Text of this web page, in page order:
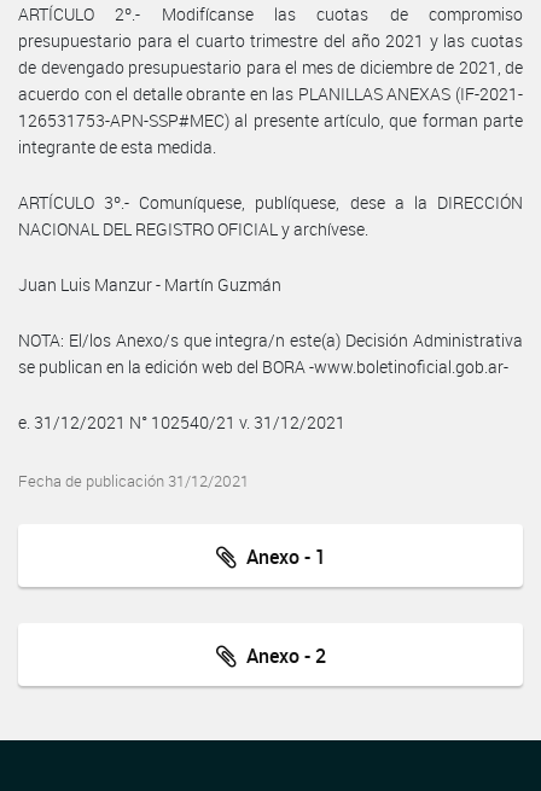
ARTÍCULO 2º.- Modifícanse las cuotas de compromiso
presupuestario para el cuarto trimestre del año 2021 y las cuotas
de devengado presupuestario para el mes de diciembre de 2021, de
acuerdo con el detalle obrante en las PLANILLAS ANEXAS (IF-2021-
126531753-APN-SSP#MEC) al presente artículo, que forman parte
integrante de esta medida.
ARTÍCULO 3º.- Comuníquese, publíquese, dese a la DIRECCIÓN
NACIONAL DEL REGISTRO OFICIAL y archívese.
Juan Luis Manzur - Martín Guzmán
NOTA: El/los Anexo/s que integra/n este(a) Decisión Administrativa
se publican en la edición web del BORA -www.boletinoficial.gob.ar-
e. 31/12/2021 N° 102540/21 v. 31/12/2021
Fecha de publicación 31/12/2021
Anexo - 1
Anexo - 2